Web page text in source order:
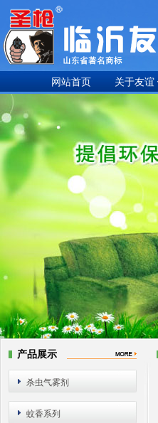
网站首页 关于友谊
产品展示
杀虫气雾剂
蚊香系列